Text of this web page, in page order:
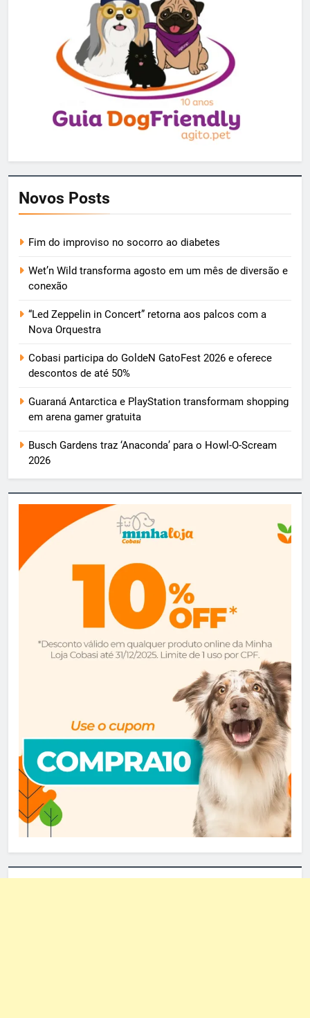
Novos Posts
Fim do improviso no socorro ao diabetes
Wet’n Wild transforma agosto em um mês de diversão e
conexão
“Led Zeppelin in Concert” retorna aos palcos com a
Nova Orquestra
Cobasi participa do GoldeN GatoFest 2026 e oferece
descontos de até 50%
Guaraná Antarctica e PlayStation transformam shopping
em arena gamer gratuita
Busch Gardens traz ‘Anaconda’ para o Howl-O-Scream
2026